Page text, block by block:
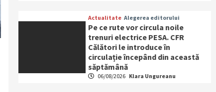
Actualitate Alegerea editorului
Pe ce rute vor circula noile
trenuri electrice PESA. CFR
Călători le introduce în
circulație începând din această
săptămână
06/08/2026 Klara Ungureanu